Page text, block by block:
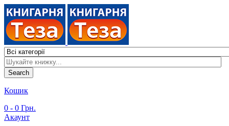
Search
Кошик
0 - 0 Грн.
Акаунт